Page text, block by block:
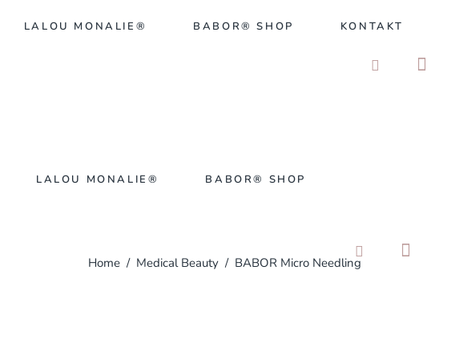
LALOU MONALIE® BABOR® SHOP
LALOU MONALIE® BABOR® SHOP KONTAKT
Home / Medical Beauty / BABOR Micro Needling